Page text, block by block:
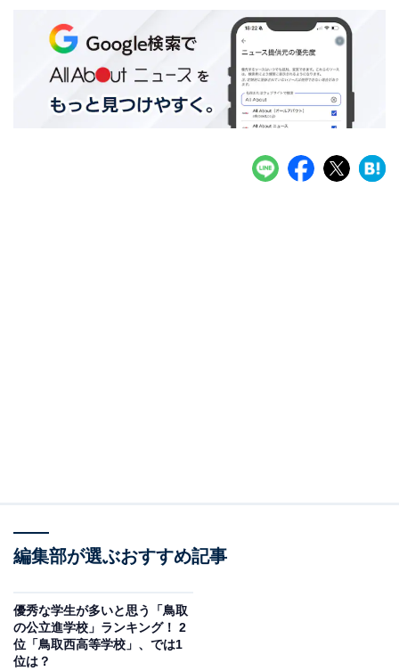
編集部が選ぶおすすめ記事
優秀な学生が多いと思う「鳥取
の公立進学校」ランキング！ 2
位「鳥取西高等学校」、では1
位は？